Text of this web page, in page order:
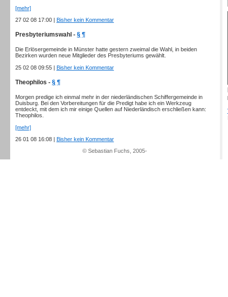
[mehr]
27 02 08 17:00 | Bisher kein Kommentar
Presbyteriumswahl - § ¶
Die Erlösergemeinde in Münster hatte gestern zweimal die Wahl, in beiden
Bezirken wurden neue Mitglieder des Presbyteriums gewählt.
25 02 08 09:55 | Bisher kein Kommentar
Theophilos - § ¶
Morgen predige ich einmal mehr in der niederländischen Schiffergemeinde in
Duisburg. Bei den Vorbereitungen für die Predigt habe ich ein Werkzeug
entdeckt, mit dem ich mir einige Quellen auf Niederländisch erschließen kann:
Theophilos.
[mehr]
26 01 08 16:08 | Bisher kein Kommentar
© Sebastian Fuchs, 2005-